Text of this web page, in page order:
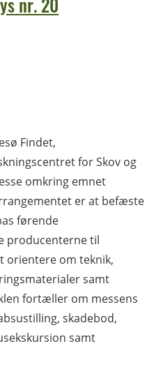
Findet,
for Skov og
omkring emnet
er at befæste
førende
producenterne til
orientere om teknik,
samt
fortæller om messens
skadebod,
samt